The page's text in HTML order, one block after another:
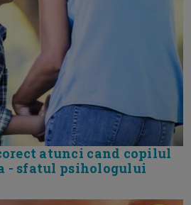
atunci cand copilul
- sfatul psihologului